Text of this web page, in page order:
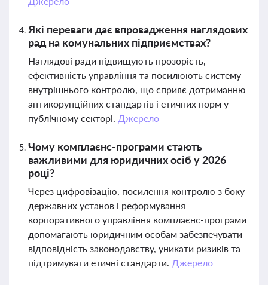
Які переваги дає впровадження наглядових
рад на комунальних підприємствах?
Наглядові ради підвищують прозорість,
ефективність управління та посилюють систему
внутрішнього контролю, що сприяє дотриманню
антикорупційних стандартів і етичних норм у
публічному секторі. Джерело
Чому комплаєнс-програми стають
важливими для юридичних осіб у 2026
році?
Через цифровізацію, посилення контролю з боку
державних установ і реформування
корпоративного управління комплаєнс-програми
допомагають юридичним особам забезпечувати
відповідність законодавству, уникати ризиків та
підтримувати етичні стандарти. Джерело